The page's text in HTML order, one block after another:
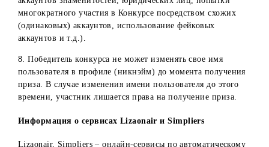
деятельности, знаменитости, известных личностей, а
отметка таких профилей в комментариях.
4. Участнику Конкурса в Instagram необходимо отметить
х друзей в одном комментарии. Если в комментарии
отмечаются по одному или несколько аккаунтов в
отдельных комментариях – данные комментарии
некорректными и не учитываются в Конкурсе.
5. Если участник Конкурса в Instagram отмечает в одном
комментарии больше 3 друзей, считается, что он